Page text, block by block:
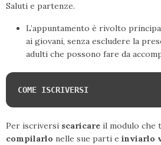
Saluti e partenze.
L’appuntamento è rivolto
ai giovani, senza escludere la
adulti che possono fare da
COME ISCRIVERSI
Per iscriversi scaricare il modulo che
compilarlo nelle sue parti e inviarlo